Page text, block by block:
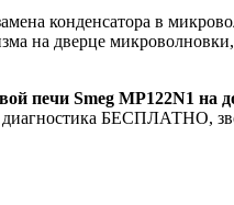
конденсатора в
на дверце
печи Smeg MP122N1 на
диагностика БЕСПЛАТНО,